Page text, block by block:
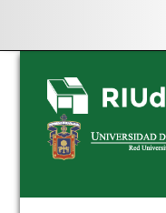
Skip
navigation